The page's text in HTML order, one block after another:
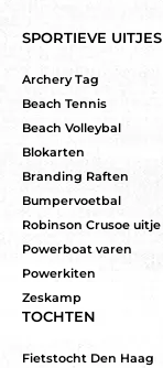
SPORTIEVE UITJES
Archery Tag
Beach Tennis
Beach Volleybal
Blokarten
Branding Raften
Bumpervoetbal
Robinson Crusoe uitje
Powerboat varen
Powerkiten
Zeskamp
TOCHTEN
Fietstocht Den Haag